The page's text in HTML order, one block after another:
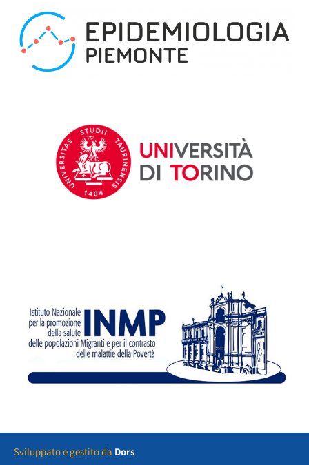
Sviluppato e gestito da Dors